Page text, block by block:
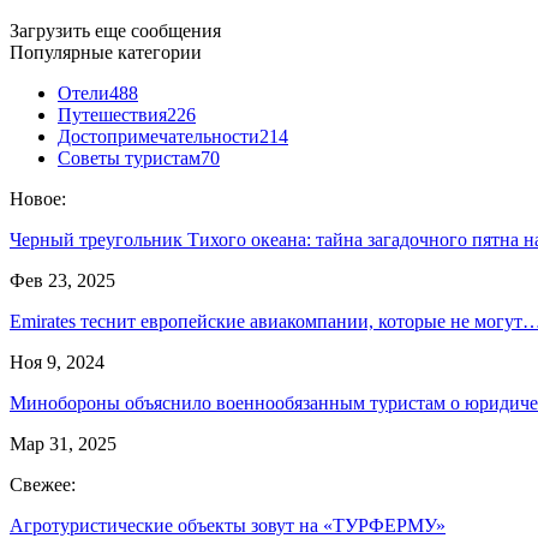
Загрузить еще сообщения
Популярные категории
Отели488
Путешествия226
Достопримечательности214
Советы туристам70
Новое:
Черный треугольник Тихого океана: тайна загадочного пятна
Фев 23, 2025
Emirates теснит европейские авиакомпании, которые не
Ноя 9, 2024
Минобороны объяснило военнообязанным туристам о
Мар 31, 2025
Свежее:
Агротуристические объекты зовут на «ТУРФЕРМУ»